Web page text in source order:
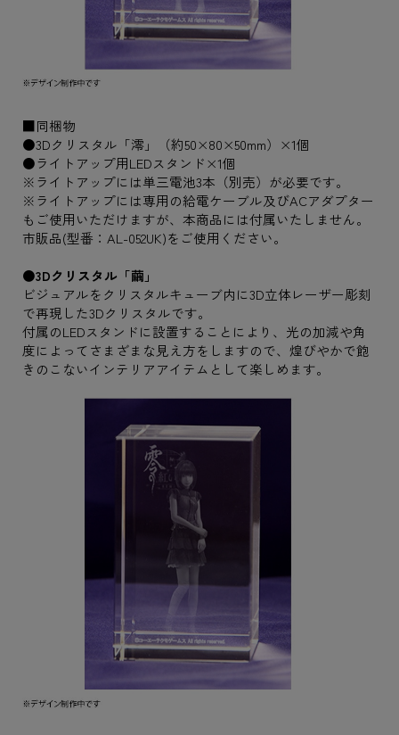
■同梱物
●3Dクリスタル「澪」（約50×80×50mm）×1個
●ライトアップ用LEDスタンド×1個
※ライトアップには単三電池3本（別売）が必要です。
※ライトアップには専用の給電ケーブル及びACアダプター
もご使用いただけますが、本商品には付属いたしません。
市販品(型番：AL-052UK)をご使用ください。
●3Dクリスタル「繭」
ビジュアルをクリスタルキューブ内に3D立体レーザー彫刻
で再現した3Dクリスタルです。
付属のLEDスタンドに設置することにより、光の加減や角
度によってさまざまな見え方をしますので、煌びやかで飽
きのこないインテリアアイテムとして楽しめます。